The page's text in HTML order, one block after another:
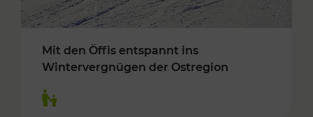
Mit den Öffis entspannt ins
Wintervergnügen der Ostregion